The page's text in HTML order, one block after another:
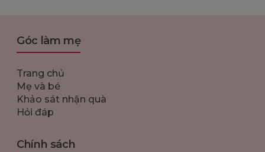
Góc làm mẹ
Trang chủ
Mẹ và bé
Khảo sát nhận quà
Hỏi đáp
Chính sách